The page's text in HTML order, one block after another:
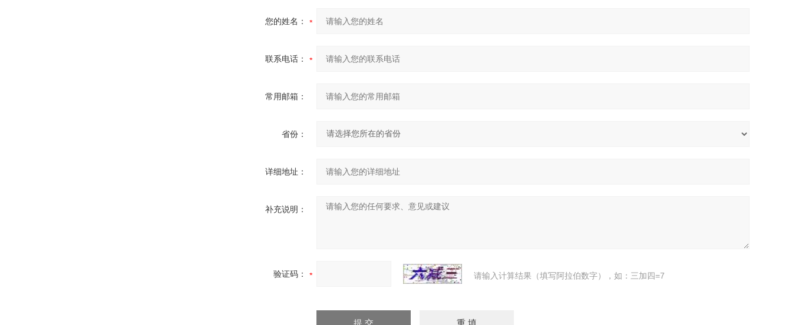
您的姓名：
联系电话：
常用邮箱：
省份：
详细地址：
补充说明：
验证码： 请输入计算结果（填写阿拉伯数字），如：三加四=7